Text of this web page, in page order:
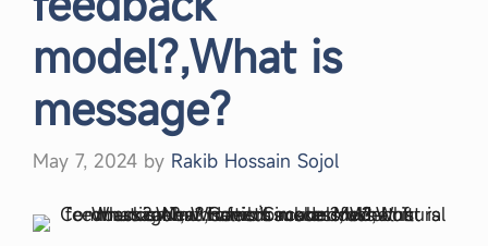
model?,What is
message?
May 7, 2024 by Rakib Hossain Sojol